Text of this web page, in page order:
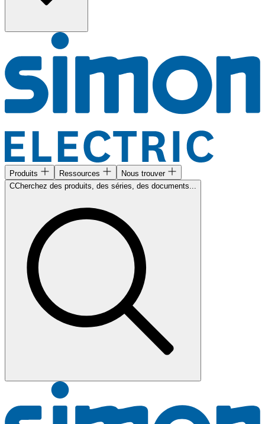
Produits Ressources
Nous trouver
CCherchez des produits, des séries, des documents...